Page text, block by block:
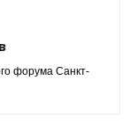
форума Санкт-